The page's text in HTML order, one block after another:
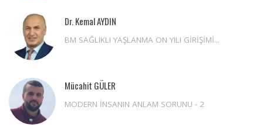
Dr. Kemal AYDIN
BM SAĞLIKLI YAŞLANMA ON YILI GİRİŞİMİ...
Mücahit GÜLER
MODERN İNSANIN ANLAM SORUNU - 2